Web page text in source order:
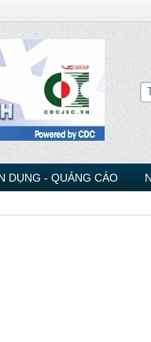
DỤNG - QUẢNG CÁO